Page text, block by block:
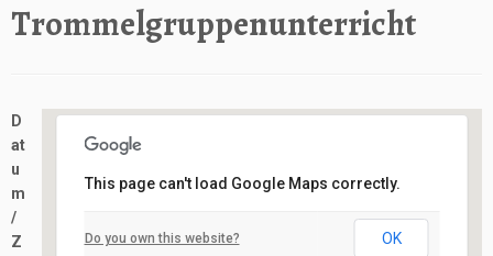
Trommelgruppenunterricht
This page can't load Google Maps correctly.
Do you own this website? OK
D
at
u
m
/
Z